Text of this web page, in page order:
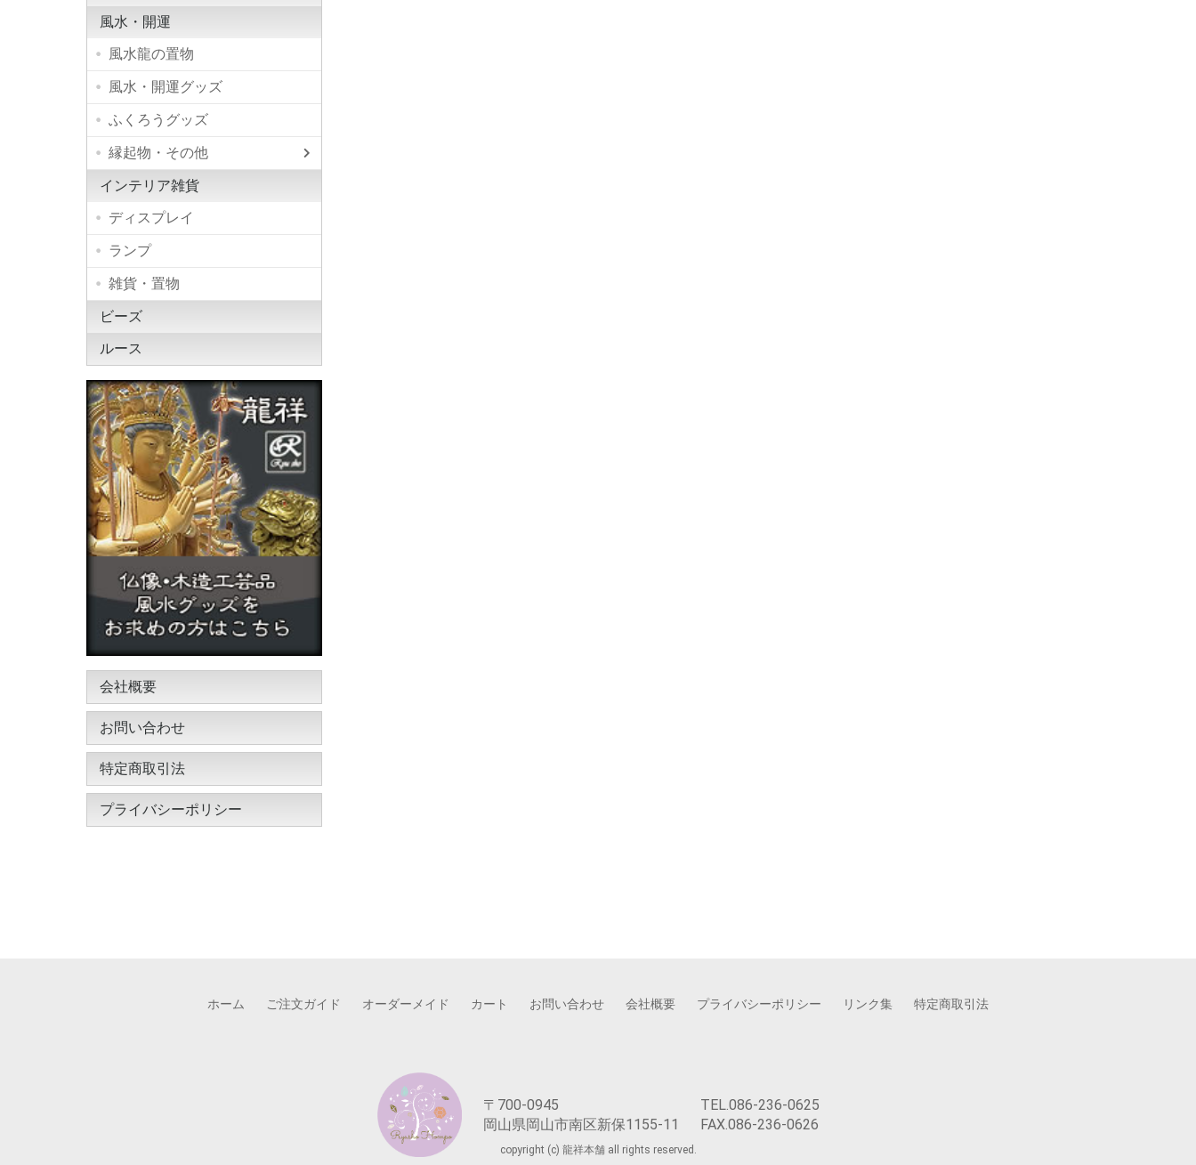
風水・開運
風水龍の置物
風水・開運グッズ
ふくろうグッズ
縁起物・その他
インテリア雑貨
ディスプレイ
ランプ
雑貨・置物
ビーズ
ルース
会社概要
お問い合わせ
特定商取引法
プライバシーポリシー
ホーム ご注文ガイド オーダーメイド カート お問い合わせ 会社概要 プライバシーポリシー リンク集 特定商取引法
〒700-0945
岡山県岡山市南区新保1155-11
TEL.086-236-0625
FAX.086-236-0626
copyright (c) 龍祥本舗 all rights reserved.